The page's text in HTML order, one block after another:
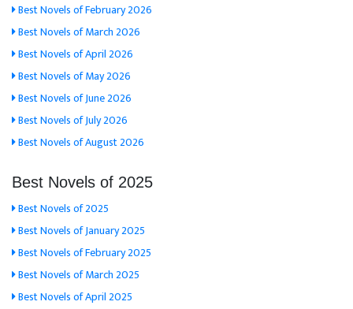
Best Novels of February 2026
Best Novels of March 2026
Best Novels of April 2026
Best Novels of May 2026
Best Novels of June 2026
Best Novels of July 2026
Best Novels of August 2026
Best Novels of 2025
Best Novels of 2025
Best Novels of January 2025
Best Novels of February 2025
Best Novels of March 2025
Best Novels of April 2025